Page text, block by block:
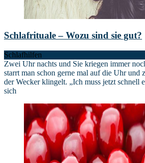
Schlafrituale – Wozu sind sie gut?
Schlafhilfen
Zwei Uhr nachts und Sie kriegen immer
starrt man schon gerne mal auf die Uhr und
der Wecker klingelt. „Ich muss jetzt schnell
sich